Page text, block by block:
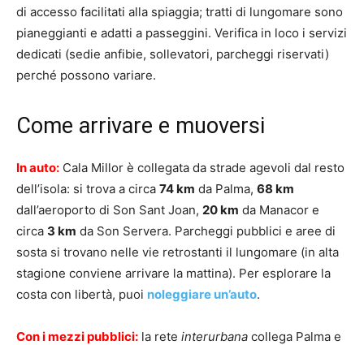
di accesso facilitati alla spiaggia; tratti di lungomare sono
pianeggianti e adatti a passeggini. Verifica in loco i servizi
dedicati (sedie anfibie, sollevatori, parcheggi riservati)
perché possono variare.
Come arrivare e muoversi
In auto: Cala Millor è collegata da strade agevoli dal resto
dell’isola: si trova a circa 74 km da Palma, 68 km
dall’aeroporto di Son Sant Joan, 20 km da Manacor e
circa 3 km da Son Servera. Parcheggi pubblici e aree di
sosta si trovano nelle vie retrostanti il lungomare (in alta
stagione conviene arrivare la mattina). Per esplorare la
costa con libertà, puoi noleggiare un’auto.
Con i mezzi pubblici: la rete interurbana collega Palma e